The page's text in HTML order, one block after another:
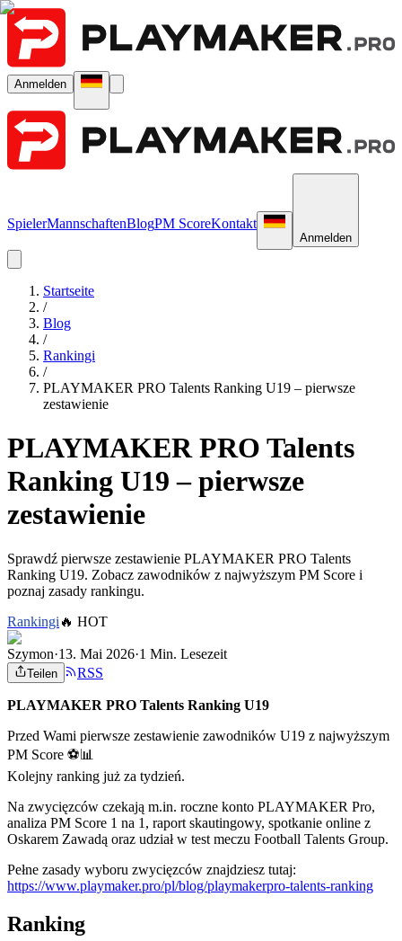
Anmelden
SpielerMannschaftenBlogPM ScoreKontakt
Anmelden
Startseite
/
Blog
/
Rankingi
/
PLAYMAKER PRO Talents Ranking U19 – pierwsze
zestawienie
PLAYMAKER PRO Talents
Ranking U19 – pierwsze
zestawienie
Sprawdź pierwsze zestawienie PLAYMAKER PRO Talents
Ranking U19. Zobacz zawodników z najwyższym PM Score i
poznaj zasady rankingu.
Rankingi 🔥 HOT
Szymon·13. Mai 2026·1 Min. Lesezeit
Teilen RSS
PLAYMAKER PRO Talents Ranking U19
Przed Wami pierwsze zestawienie zawodników U19 z najwyższym
PM Score ⚽📊
Kolejny ranking już za tydzień.
Na zwycięzców czekają m.in. roczne konto PLAYMAKER Pro,
analiza PM Score 1 na 1, raport skautingowy, spotkanie online z
Oskarem Zawadą oraz udział w test meczu Football Talents Group.
Pełne zasady wyboru zwycięzców znajdziesz tutaj:
https://www.playmaker.pro/pl/blog/playmakerpro-talents-ranking
Ranking